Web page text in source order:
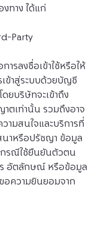
ทาง ได้แก่
Party
รลงชื่อเข้าใช้หรือให้
ข้าสู่ระบบด้วยบัญชี
ยบริษัทจะเข้าถึง
ตเท่านั้น รวมถึงอาจ
มสนใจและบริการที่
นาหรือปรัชญา ข้อมูล
กรณีใช้ยืนยันตัวตน
ร อัตลักษณ์ หรือข้อมูล
อความยินยอมจาก